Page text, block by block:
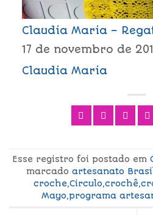
Claudia Maria –
17 de novembro de
Claudia Maria
Esse registro foi postado em
marcado artesanato
croche,Circulo,crochê,
Mayo,programa